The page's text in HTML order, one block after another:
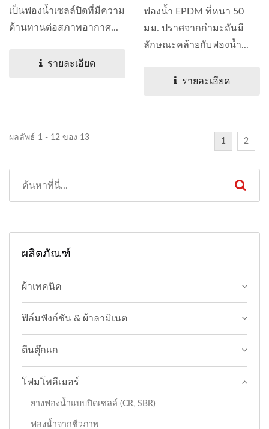
เป็นฟองน้ำเซลล์ปิดที่มีความ
ต้านทานต่อสภาพอากาศ...
รายละเอียด
ฟองน้ำ EPDM ที่หนา 50
มม. ปราศจากกำมะถันมี
ลักษณะคล้ายกับฟองน้ำ...
รายละเอียด
ผลลัพธ์ 1 - 12 ของ 13 1 2
ผลิตภัณฑ์
ผ้าเทคนิค
ฟิล์มฟังก์ชัน & ผ้าลามิเนต
ตีนตุ๊กแก
โฟมโพลีเมอร์
ยางฟองน้ำแบบปิดเซลล์ (CR, SBR)
ฟองน้ำจากชีวภาพ